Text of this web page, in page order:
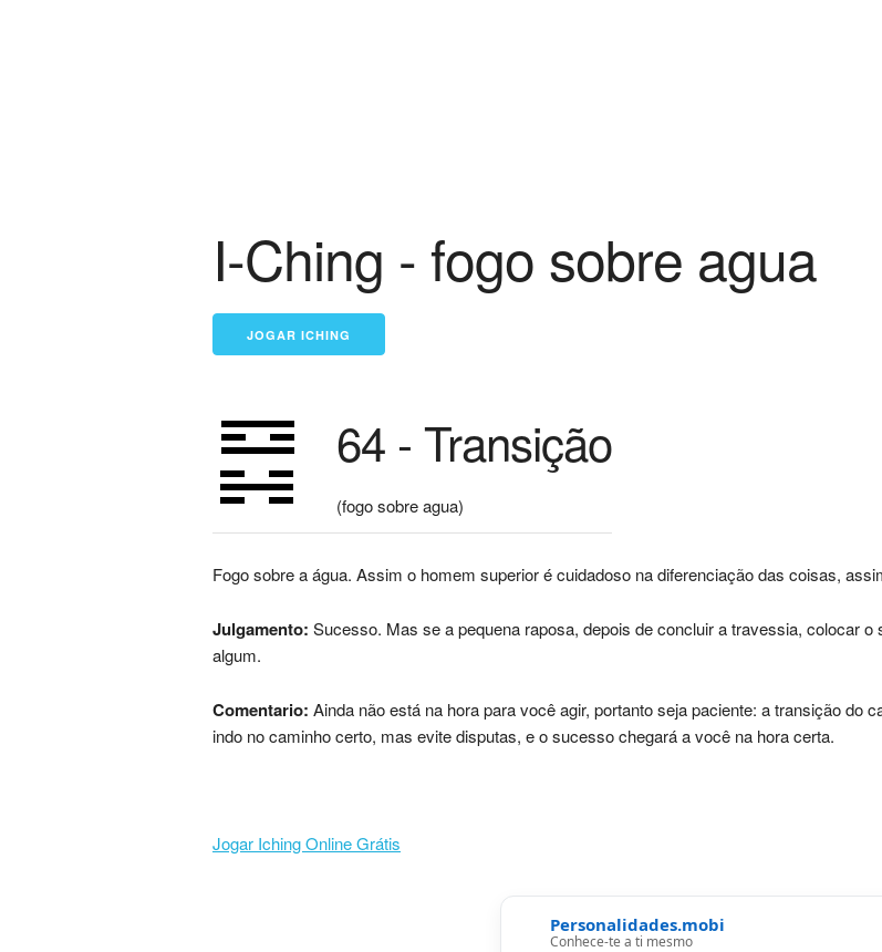
I-Ching - fogo sobre agua
64 - Transição
(fogo sobre agua)
Fogo sobre a água. Assim o homem superior é cuidadoso na diferenciação das coisas,
Julgamento: Sucesso. Mas se a pequena raposa, depois de concluir a travessia, colocar
algum.
Comentario: Ainda não está na hora para você agir, portanto seja paciente: a transição do
indo no caminho certo, mas evite disputas, e o sucesso chegará a você na hora certa.
Jogar Iching Online Grátis
Personalidades.mobi
Conhece-te a ti mesmo